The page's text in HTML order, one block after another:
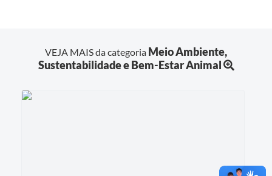
VEJA MAIS da categoria Meio Ambiente,
Sustentabilidade e Bem-Estar Animal